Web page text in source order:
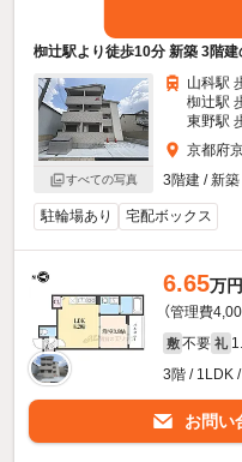
椥辻駅より徒歩10分 新築 3階
すべての写真
山科駅
椥辻駅
東野駅
京都府
3階建 / 新築
駐輪場あり 宅配ボックス
6.65万円
（管理費
敷 不要 礼
3階 / 1LDK
お問い